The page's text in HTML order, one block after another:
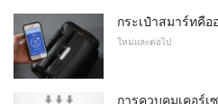
กระเป๋าสมาร์ทคือ
ใหม่และต่อไป
การควบคุมเคอร์